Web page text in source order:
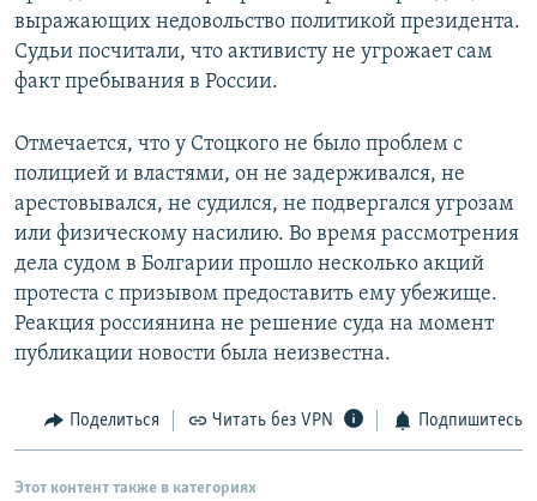
выражающих недовольство политикой президента.
Судьи посчитали, что активисту не угрожает сам
факт пребывания в России.
Отмечается, что у Стоцкого не было проблем с
полицией и властями, он не задерживался, не
арестовывался, не судился, не подвергался угрозам
или физическому насилию. Во время рассмотрения
дела судом в Болгарии прошло несколько акций
протеста с призывом предоставить ему убежище.
Реакция россиянина не решение суда на момент
публикации новости была неизвестна.
Поделиться Читать без VPN Подпишитесь
Этот контент также в категориях